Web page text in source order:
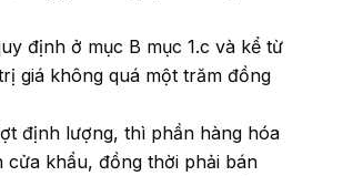
định ở mục B mục 1.c và kể từ
giá không quá một trăm đồng
định lượng, thì phần hàng hóa
khẩu, đồng thời phải bán